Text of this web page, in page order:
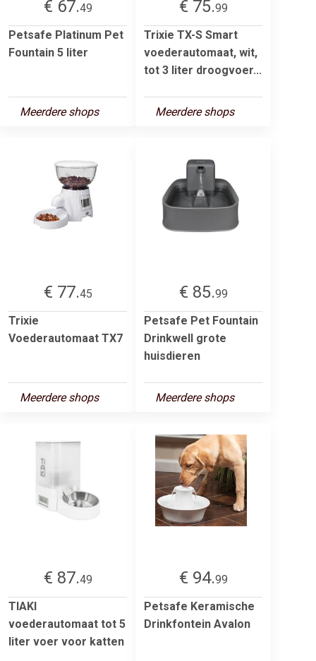
€ 67.49
Petsafe Platinum Pet
Fountain 5 liter
Meerdere shops
€ 75.99
Trixie TX-S Smart
voederautomaat, wit,
tot 3 liter droogvoer...
Meerdere shops
€ 77.45
Trixie
Voederautomaat TX7
Meerdere shops
€ 85.99
Petsafe Pet Fountain
Drinkwell grote
huisdieren
Meerdere shops
€ 87.49
TIAKI
voederautomaat tot 5
liter voer voor katten
€ 94.99
Petsafe Keramische
Drinkfontein Avalon